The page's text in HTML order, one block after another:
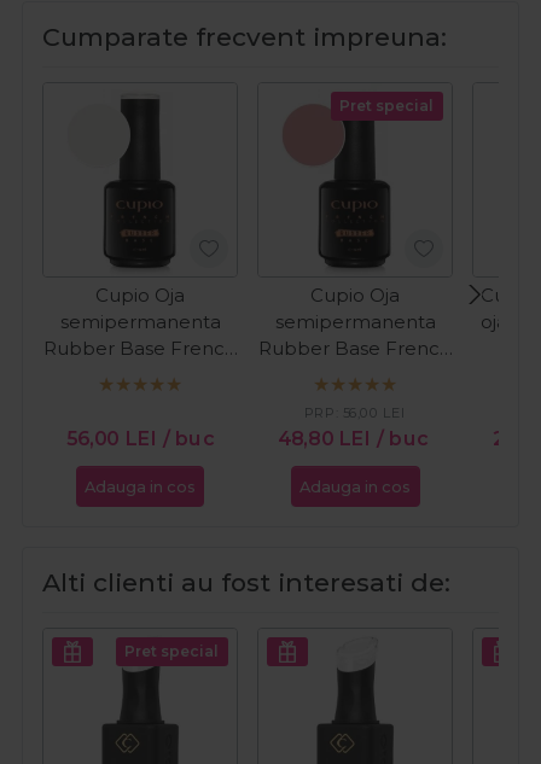
Cumparate frecvent impreuna:
Cupio Oja
semipermanenta
Rubber Base French
Collection - Milky
56,00 LEI / buc
Adauga in cos
Pret special
Cupio Oja
semipermanenta
Rubber Base French
Collection - Perfect
48,80 LEI / buc
PRP: 56,00 LEI
Adauga in cos
Cupio
oja
Alti clienti au fost interesati de:
Pret special